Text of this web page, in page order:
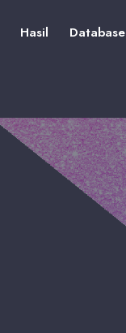
Hasil Database